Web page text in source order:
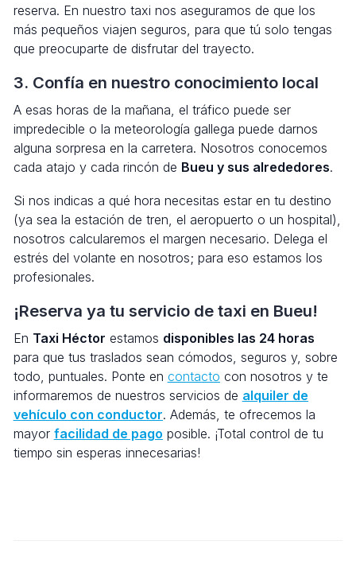
reserva. En nuestro taxi nos aseguramos de que los
más pequeños viajen seguros, para que tú solo tengas
que preocuparte de disfrutar del trayecto.
3. Confía en nuestro conocimiento local
A esas horas de la mañana, el tráfico puede ser
impredecible o la meteorología gallega puede darnos
alguna sorpresa en la carretera. Nosotros conocemos
cada atajo y cada rincón de Bueu y sus alrededores.
Si nos indicas a qué hora necesitas estar en tu destino
(ya sea la estación de tren, el aeropuerto o un hospital),
nosotros calcularemos el margen necesario. Delega el
estrés del volante en nosotros; para eso estamos los
profesionales.
¡Reserva ya tu servicio de taxi en Bueu!
En Taxi Héctor estamos disponibles las 24 horas
para que tus traslados sean cómodos, seguros y, sobre
todo, puntuales. Ponte en contacto con nosotros y te
informaremos de nuestros servicios de alquiler de
vehículo con conductor. Además, te ofrecemos la
mayor facilidad de pago posible. ¡Total control de tu
tiempo sin esperas innecesarias!